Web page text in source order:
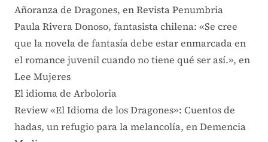
Añoranza de Dragones, en Revista Penumbria
Paula Rivera Donoso, fantasista chilena: «Se cree
que la novela de fantasía debe estar enmarcada en
el romance juvenil cuando no tiene qué ser así.», en
Lee Mujeres
El idioma de Arboloria
Review «El Idioma de los Dragones»: Cuentos de
hadas, un refugio para la melancolía, en Demencia